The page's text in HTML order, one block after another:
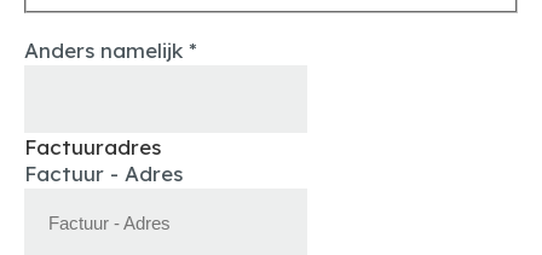
Anders namelijk *
Factuuradres
Factuur - Adres